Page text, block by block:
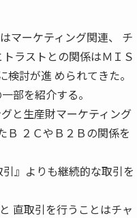
マーケティング関連、 チ
ラストとの関係はＭＩＳ
討が進 められてきた。
部を紹介する。
と生産財マーケティング
Ｂ ２ＣやＢ２Ｂの関係を
』よりも継続的な取引を
直取引を行うことはチャ